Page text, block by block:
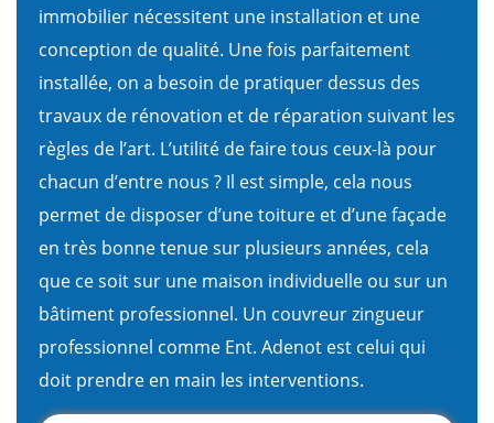
immobilier nécessitent une installation et une
conception de qualité. Une fois parfaitement
installée, on a besoin de pratiquer dessus des
travaux de rénovation et de réparation suivant les
règles de l’art. L’utilité de faire tous ceux-là pour
chacun d’entre nous ? Il est simple, cela nous
permet de disposer d’une toiture et d’une façade
en très bonne tenue sur plusieurs années, cela
que ce soit sur une maison individuelle ou sur un
bâtiment professionnel. Un couvreur zingueur
professionnel comme Ent. Adenot est celui qui
doit prendre en main les interventions.